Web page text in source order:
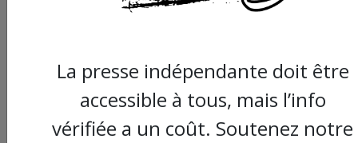
La presse indépendante doit être
accessible à tous, mais l’info
vérifiée a un coût. Soutenez notre